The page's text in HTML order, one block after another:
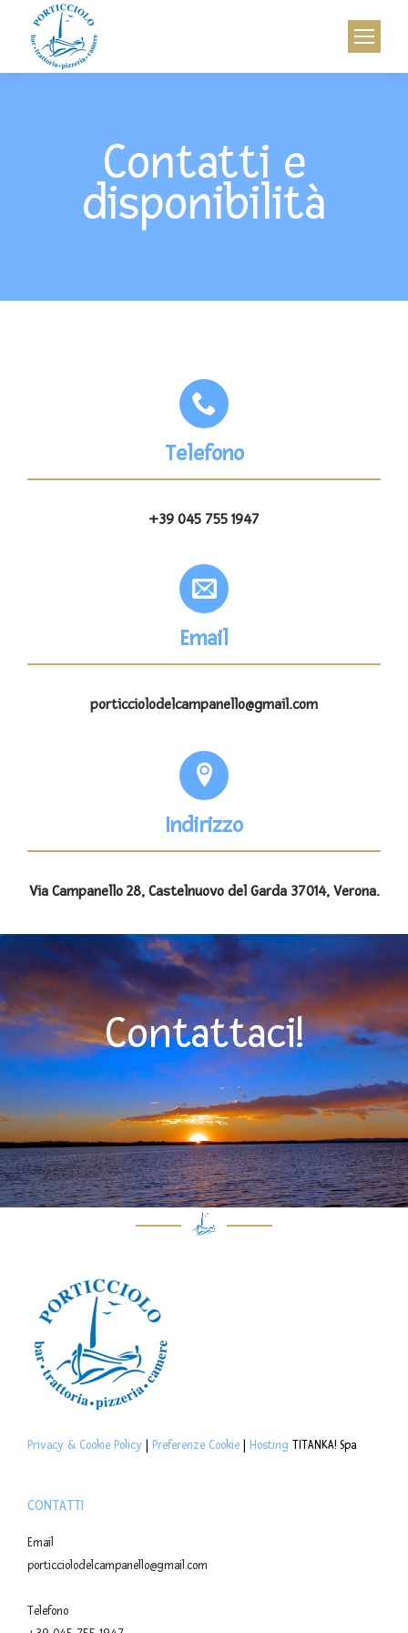
Contatti e
disponibilità
Telefono
+39 045 755 1947
Email
porticciolodelcampanello@gmail.com
Indirizzo
Via Campanello 28, Castelnuovo del Garda 37014, Verona.
Contattaci!
Privacy & Cookie Policy Preferenze Cookie Hosting TITANKA! Spa
CONTATTI
Email
porticciolodelcampanello@gmail.com
Telefono